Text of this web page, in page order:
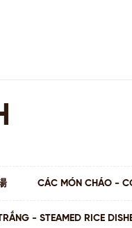
CÁC MÓN CHÁO -
- STEAMED RICE